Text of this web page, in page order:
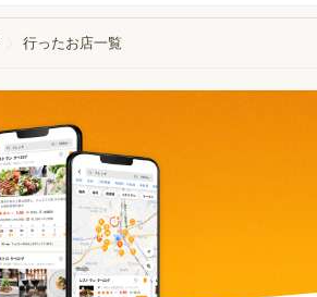
行ったお店一覧